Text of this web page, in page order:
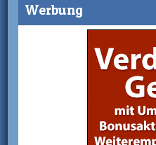
Werbung